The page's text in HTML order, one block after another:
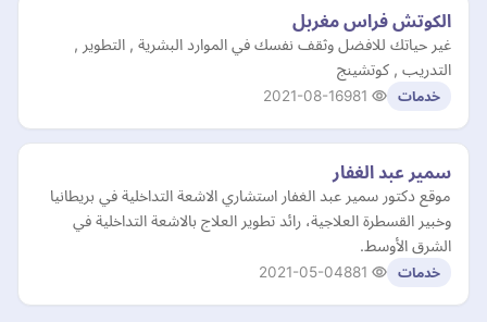
الكوتش فراس مغربل
غير حياتك للافضل وثقف نفسك في الموارد البشرية , التطوير ,
التدريب , كوتشينج
خدمات 2021-08-16
سمير عبد الغفار
موقع دكتور سمير عبد الغفار استشاري الاشعة التداخلية في بريطانيا
وخبير القسطرة العلاجية، رائد تطوير العلاج بالاشعة التداخلية في
الشرق الأوسط.
خدمات 2021-05-04